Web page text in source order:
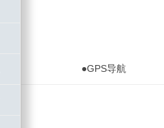
●GPS导航